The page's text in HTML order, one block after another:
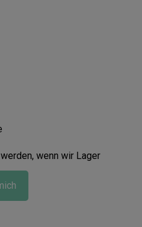
wenn wir Lager